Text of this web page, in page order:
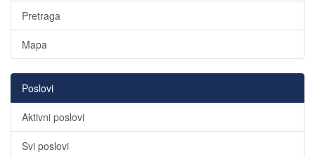
Pretraga
Mapa
Poslovi
Aktivni poslovi
Svi poslovi